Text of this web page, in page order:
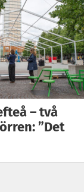
– två
”Det